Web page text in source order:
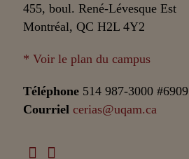
455, boul. René-Lévesque Est
Montréal, QC H2L 4Y2
* Voir le plan du campus
Téléphone 514 987-3000 #6909
Courriel cerias@uqam.ca